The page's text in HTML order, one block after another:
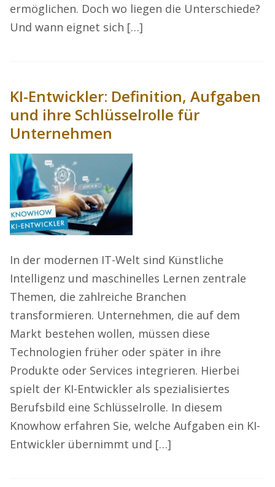
ermöglichen. Doch wo liegen die Unterschiede?
Und wann eignet sich […]
KI-Entwickler: Definition, Aufgaben
und ihre Schlüsselrolle für
Unternehmen
In der modernen IT-Welt sind Künstliche
Intelligenz und maschinelles Lernen zentrale
Themen, die zahlreiche Branchen
transformieren. Unternehmen, die auf dem
Markt bestehen wollen, müssen diese
Technologien früher oder später in ihre
Produkte oder Services integrieren. Hierbei
spielt der KI-Entwickler als spezialisiertes
Berufsbild eine Schlüsselrolle. In diesem
Knowhow erfahren Sie, welche Aufgaben ein KI-
Entwickler übernimmt und […]